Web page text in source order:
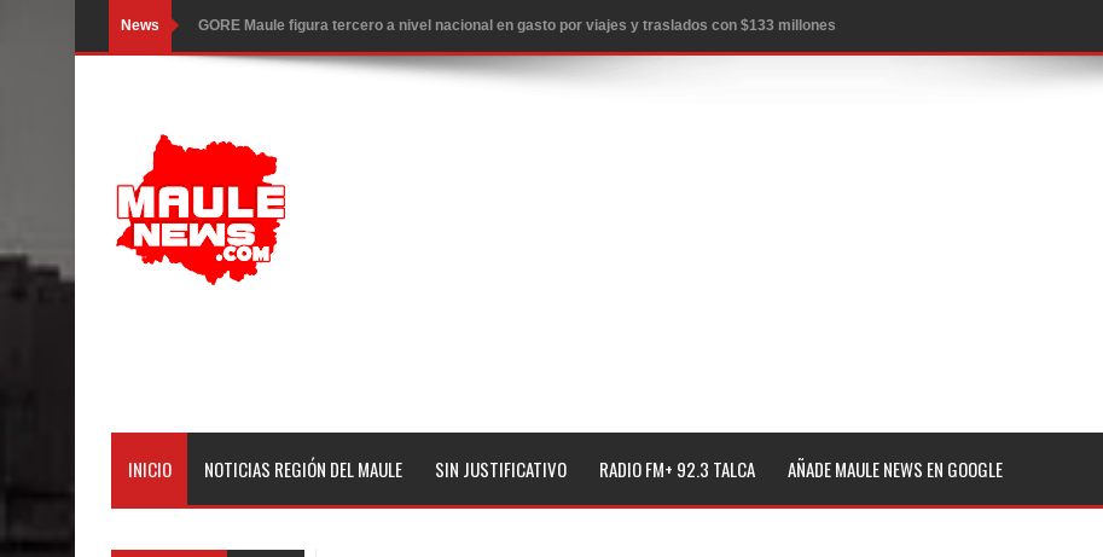
News GORE Maule figura tercero a nivel nacional en gasto por viajes y traslados con $133 millones
Dos internos intentaron escapar por un forado desde la cárcel de Talca
Miles llegan a la Plaza de Armas de Talca en el inicio de la Fiesta del Chancho 2026
Torneo de Asadores reúne a 13 equipos en la Fiesta del Chancho 2026 en Talca
Alerta por hantavirus: expertos piden reforzar medidas y consulta oportuna
virus respiratorios
Empedrado desarrolló con éxito el desafío guerreros 2026
INICIO NOTICIAS REGIÓN DEL MAULE SIN JUSTIFICATIVO RADIO FM+ 92.3 TALCA AÑADE MAULE NEWS EN GOOGLE